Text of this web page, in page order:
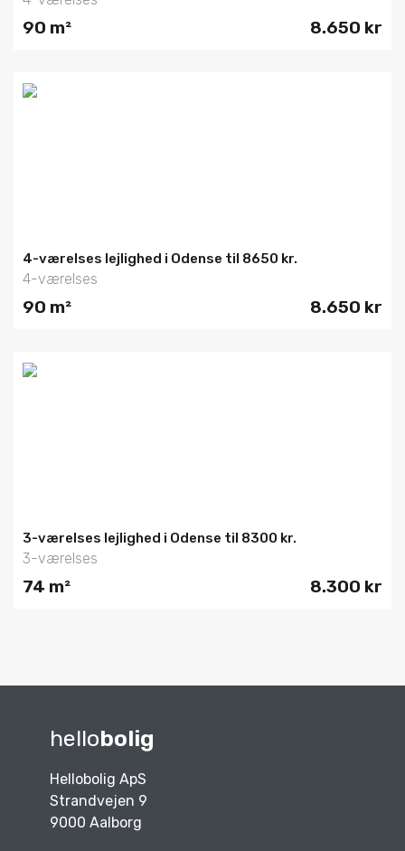
90 m² 8.650 kr
4-værelses lejlighed i Odense til 8650 kr.
4-værelses
90 m² 8.650 kr
3-værelses lejlighed i Odense til 8300 kr.
3-værelses
74 m² 8.300 kr
hellobolig
Hellobolig ApS
Strandvejen 9
9000 Aalborg